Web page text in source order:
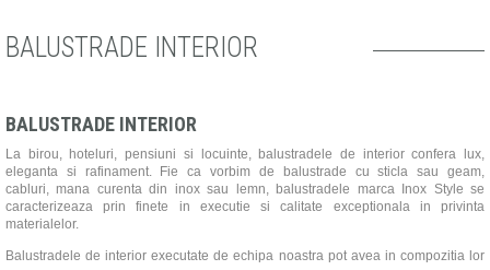
BALUSTRADE INTERIOR
BALUSTRADE INTERIOR
La birou, hoteluri, pensiuni si locuinte, balustradele de interior confera lux,
eleganta si rafinament. Fie ca vorbim de balustrade cu sticla sau geam,
cabluri, mana curenta din inox sau lemn, balustradele marca Inox Style se
caracterizeaza prin finete in executie si calitate exceptionala in privinta
materialelor.
Balustradele de interior executate de echipa noastra pot avea in compozitia lor